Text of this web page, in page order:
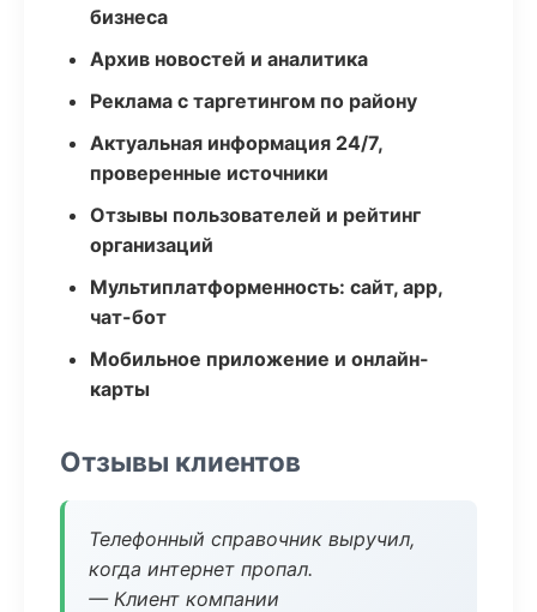
бизнеса
Архив новостей и аналитика
Реклама с таргетингом по району
Актуальная информация 24/7,
проверенные источники
Отзывы пользователей и рейтинг
организаций
Мультиплатформенность: сайт, app,
чат-бот
Мобильное приложение и онлайн-
карты
Отзывы клиентов
Телефонный справочник выручил,
когда интернет пропал.
— Клиент компании